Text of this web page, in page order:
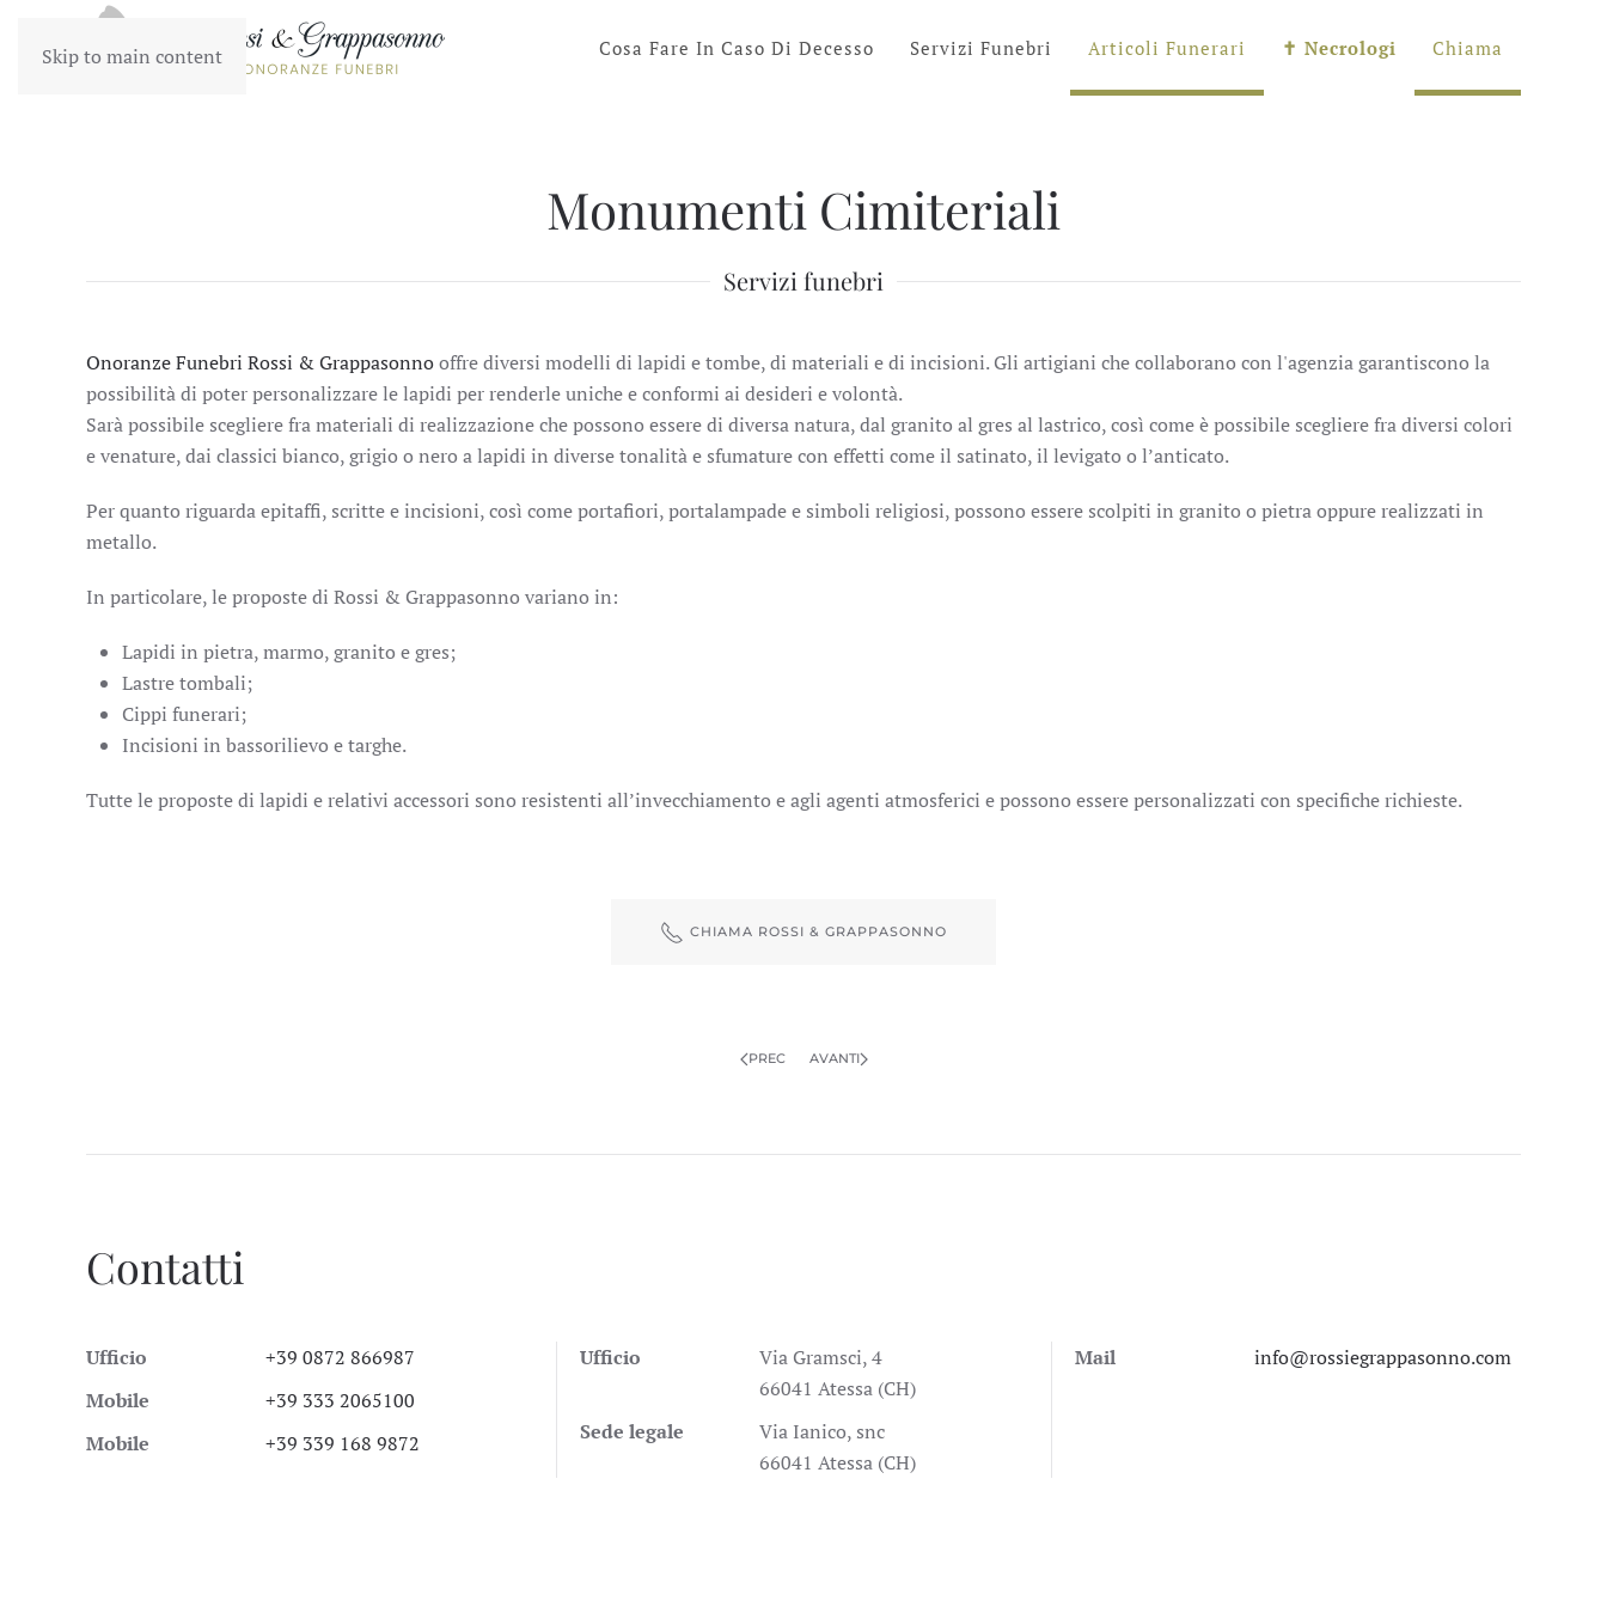
Skip to main content Cosa Fare In Caso Di Decesso Servizi Funebri Articoli Funerari ✝︎ Necrologi Chiama
Monumenti Cimiteriali
Servizi funebri
Onoranze Funebri Rossi & Grappasonnooffre diversi modelli di lapidi e tombe, di materiali e di incisioni. Gli artigiani che collaborano con l'agenzia garantiscono la
possibilità di poter personalizzare le lapidi per renderle uniche e conformi ai desideri e volontà.
Sarà possibile scegliere fra materiali di realizzazione che possono essere di diversa natura, dal granito al gres al lastrico, così come è possibile scegliere fra diversi colori
e venature, dai classici bianco, grigio o nero a lapidi in diverse tonalità e sfumature con effetti come il satinato, il levigato o l’anticato.
Per quanto riguarda epitaffi, scritte e incisioni, così come portafiori, portalampade e simboli religiosi, possono essere scolpiti in granito o pietra oppure realizzati in
metallo.
In particolare, le proposte di Rossi & Grappasonno variano in:
Lapidi in pietra, marmo, granito e gres;
Lastre tombali;
Cippi funerari;
Incisioni in bassorilievo e targhe.
Tutte le proposte di lapidi e relativi accessori sono resistenti all’invecchiamento e agli agenti atmosferici e possono essere personalizzati con specifiche richieste.
CHIAMA ROSSI & GRAPPASONNO
PREC AVANTI
Contatti
Ufficio
+39 0872 866987
Mobile
+39 333 2065100
Mobile
+39 339 168 9872
Ufficio
Via Gramsci, 4
66041 Atessa (CH)
Sede legale
Via Ianico, snc
66041 Atessa (CH)
Mail info@rossiegrappasonno.com